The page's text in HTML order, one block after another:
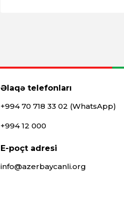
Əlaqə telefonları
+994 70 718 33 02 (WhatsApp)
+994 12 000
E-poçt adresi
info@azerbaycanli.org